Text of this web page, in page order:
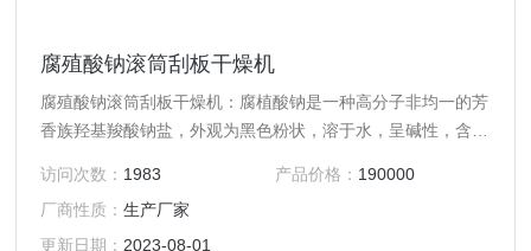
腐殖酸钠滚筒刮板干燥机
腐殖酸钠滚筒刮板干燥机：腐植酸钠是一种高分子非均一的芳
香族羟基羧酸钠盐，外观为黑色粉状，溶于水，呈碱性，含有
合、螯合、絮凝、分散、粘结多种功能。
访问次数： 1983 产品价格： 190000
厂商性质：生产厂家
更新日期： 2023-08-01